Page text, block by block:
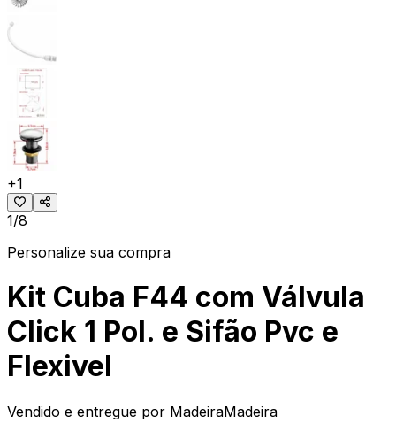
+1
1/8
Personalize sua compra
Kit Cuba F44 com Válvula
Click 1 Pol. e Sifão Pvc e
Flexivel
Vendido e entregue por MadeiraMadeira